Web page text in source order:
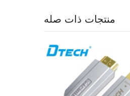
منتجات ذات صله